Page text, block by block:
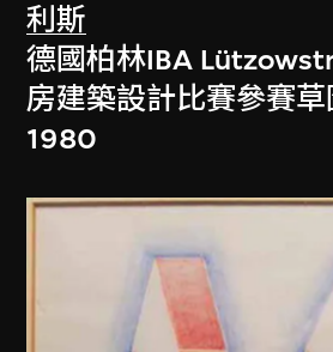
利斯
德國柏林IBA
房建築設計比賽參賽草
1980